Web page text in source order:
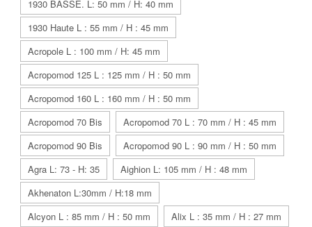
1930 BASSE. L: 50 mm / H: 40 mm
1930 Haute L : 55 mm / H : 45 mm
Acropole L : 100 mm / H: 45 mm
Acropomod 125 L : 125 mm / H : 50 mm
Acropomod 160 L : 160 mm / H : 50 mm
Acropomod 70 Bis
Acropomod 70 L : 70 mm / H : 45 mm
Acropomod 90 Bis
Acropomod 90 L : 90 mm / H : 50 mm
Agra L: 73 - H: 35
Aighion L: 105 mm / H : 48 mm
Akhenaton L:30mm / H:18 mm
Alcyon L : 85 mm / H : 50 mm
Alix L : 35 mm / H : 27 mm